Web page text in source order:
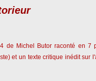
de Michel Butor raconté en 7
et un texte critique inédit sur